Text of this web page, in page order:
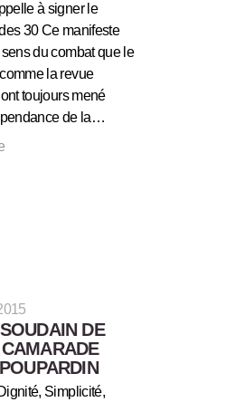
à signer le
30 Ce manifeste
du combat que le
la revue
toujours mené
de la…
DE
Simplicité,